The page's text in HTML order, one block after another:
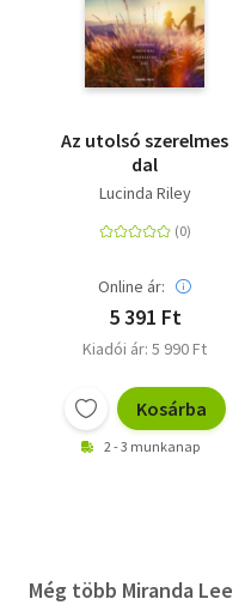
Az utolsó szerelmes
dal
Lucinda Riley
Online ár:
5 391 Ft
Kiadói ár: 5 990 Ft
Kosárba
2 - 3 munkanap
Még több Miranda Lee